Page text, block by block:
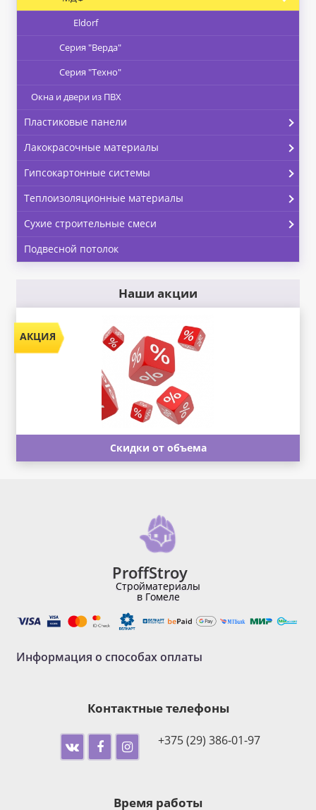
Eldorf
Серия "Верда"
Серия "Техно"
Окна и двери из ПВХ
Пластиковые панели
Лакокрасочные материалы
Гипсокартонные системы
Теплоизоляционные материалы
Сухие строительные смеси
Подвесной потолок
Наши акции
Скидки от объема
ProffStroy
Стройматериалы
в Гомеле
Информация о способах оплаты
Контактные телефоны
+375 (29) 386-01-97
Время работы